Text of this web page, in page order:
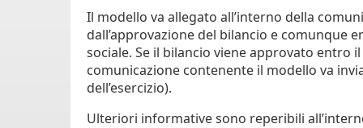
Il modello va allegato all’interno della
dall’approvazione del bilancio e comunque
sociale. Se il bilancio viene approvato entro
comunicazione contenente il modello va
dell’esercizio).
Ulteriori informative sono reperibili